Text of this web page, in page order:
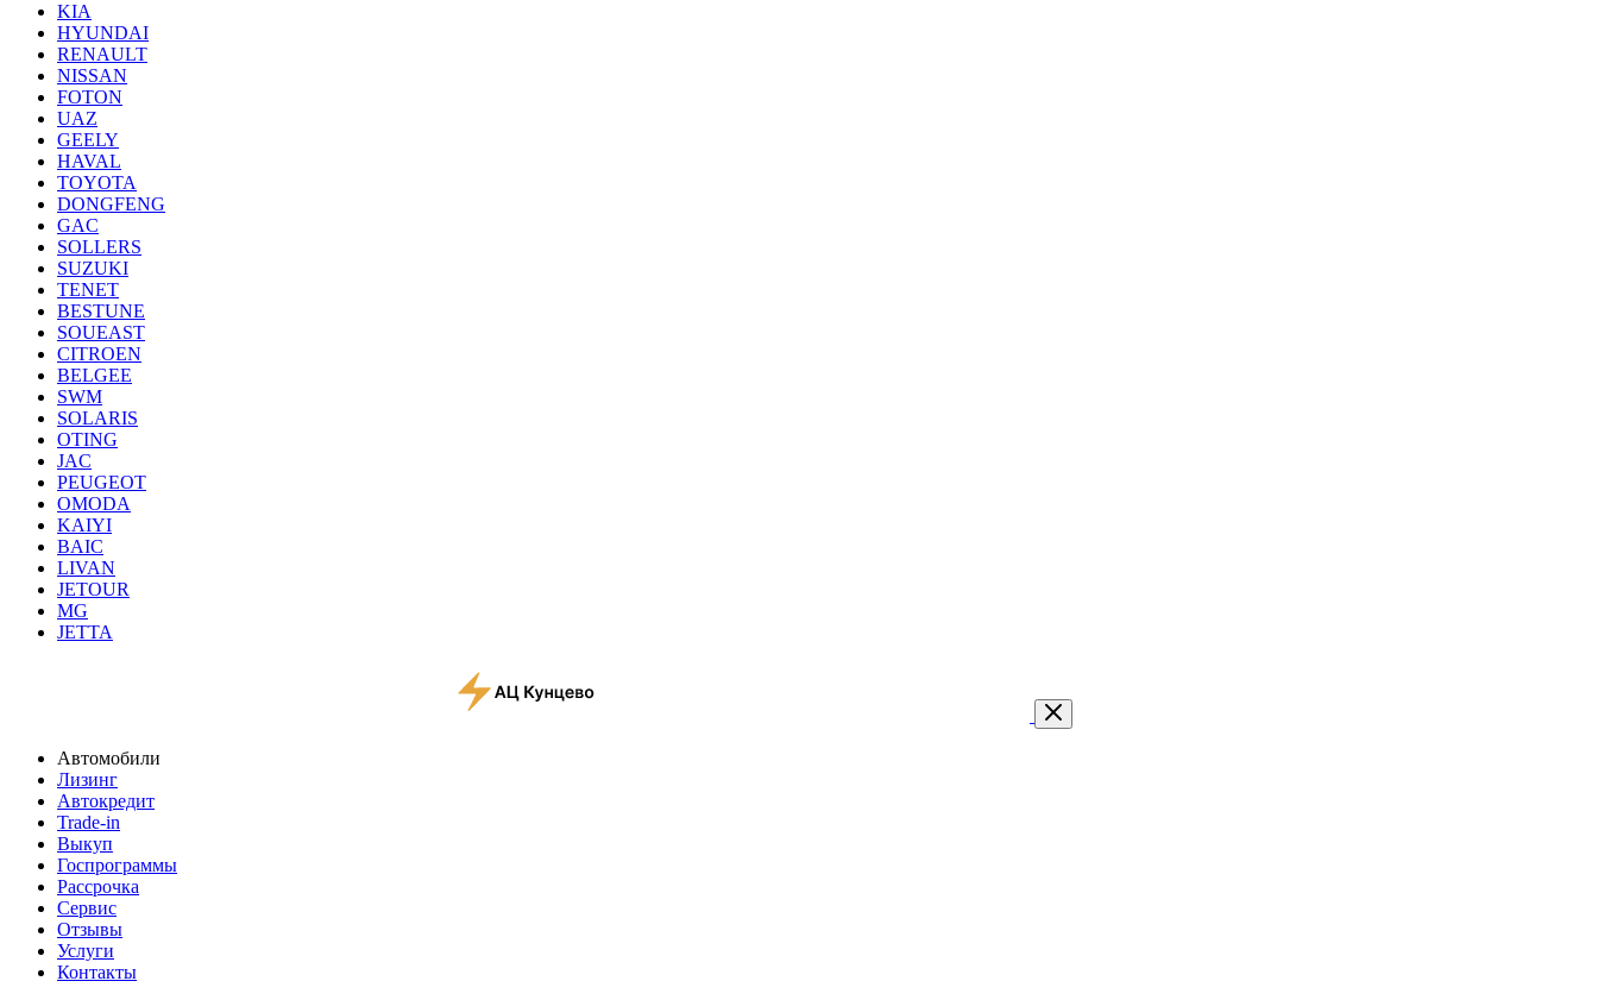
KIA
HYUNDAI
RENAULT
NISSAN
FOTON
UAZ
GEELY
HAVAL
TOYOTA
DONGFENG
GAC
SOLLERS
SUZUKI
TENET
BESTUNE
SOUEAST
CITROEN
BELGEE
SWM
SOLARIS
OTING
JAC
PEUGEOT
OMODA
KAIYI
BAIC
LIVAN
JETOUR
MG
JETTA
Автомобили
Лизинг
Автокредит
Trade-in
Выкуп
Госпрограммы
Рассрочка
Сервис
Отзывы
Услуги
Контакты